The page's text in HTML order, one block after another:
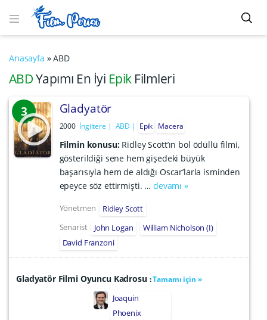
Anasayfa »ABD
ABDYapımı En İyi Epik Filmleri
3 Gladyatör
2000 İngiltere ABD Epik Macera
Filmin konusu: Ridley Scott’ın bol ödüllü filmi,
gösterildiği sene hem gişedeki büyük
başarısıyla hem de aldığı Oscar’larla isminden
epeyce söz ettirmişti. …devamı »
Yönetmen
Ridley Scott
Senarist
John Logan
William Nicholson (I)
David Franzoni
Gladyatör Filmi Oyuncu Kadrosu :Tamamı için »
Joaquin
Phoenix